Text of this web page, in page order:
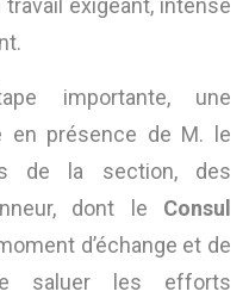
importante, une
en présence de M. le
de la section, des
dont le Consul
d’échange et de
saluer les efforts